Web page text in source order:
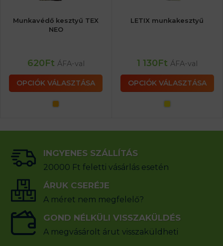
Munkavédő kesztyű TEX
NEO
620Ft ÁFA-val
OPCIÓK VÁLASZTÁSA
LETIX munkakesztyű
1 130Ft ÁFA-val
OPCIÓK VÁLASZTÁSA
INGYENES SZÁLLÍTÁS
20000 Ft feletti vásárlás esetén
ÁRUK CSERÉJE
A méret nem megfelelő?
GOND NÉLKÜLI VISSZAKÜLDÉS
A megvásárolt árut visszaküldheti